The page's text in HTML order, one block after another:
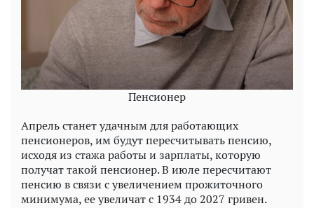
Пенсионер
Апрель станет удачным для работающих
пенсионеров, им будут пересчитывать пенсию,
исходя из стажа работы и зарплаты, которую
получат такой пенсионер. В июле пересчитают
пенсию в связи с увеличением прожиточного
минимума, ее увеличат с 1934 до 2027 гривен.